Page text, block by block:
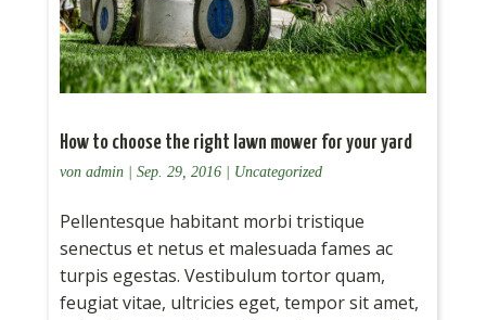
How to choose the right lawn mower for your yard
von admin| Sep. 29, 2016| Uncategorized
Pellentesque habitant morbi tristique
senectus et netus et malesuada fames ac
turpis egestas. Vestibulum tortor quam,
feugiat vitae, ultricies eget, tempor sit amet,